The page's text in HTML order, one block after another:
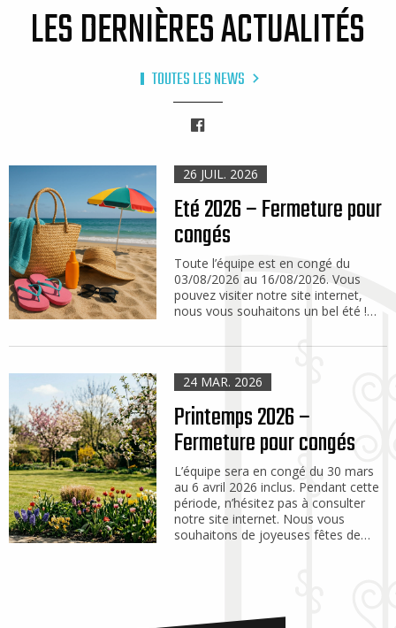
LES DERNIÈRES ACTUALITÉS
TOUTES LES NEWS
26 JUIL. 2026
Eté 2026 – Fermeture pour
congés
Toute l’équipe est en congé du
03/08/2026 au 16/08/2026. Vous
pouvez visiter notre site internet,
nous vous souhaitons un bel été !…
24 MAR. 2026
Printemps 2026 –
Fermeture pour congés
L’équipe sera en congé du 30 mars
au 6 avril 2026 inclus. Pendant cette
période, n’hésitez pas à consulter
notre site internet. Nous vous
souhaitons de joyeuses fêtes de…